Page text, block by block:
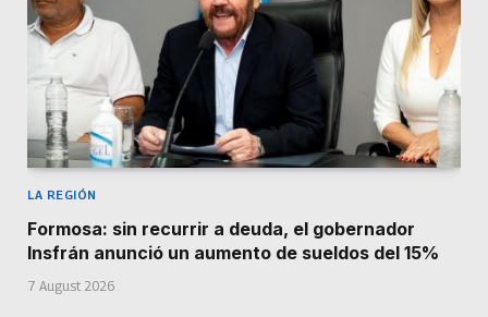
LA REGIÓN
Formosa: sin recurrir a deuda, el gobernador
Insfrán anunció un aumento de sueldos del 15%
7 August 2026